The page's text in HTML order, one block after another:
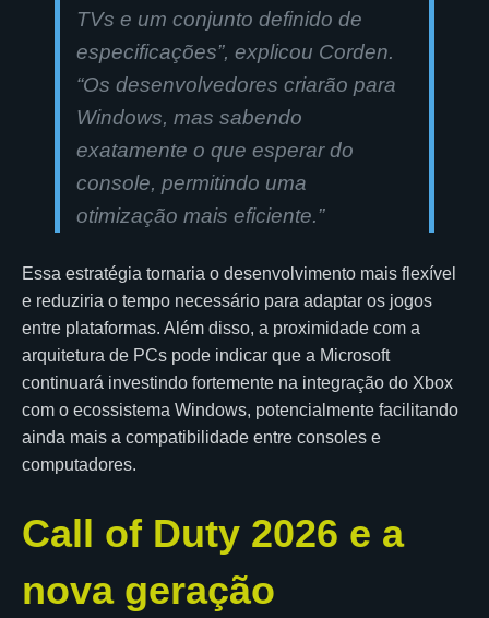
TVs e um conjunto definido de
especificações”, explicou Corden.
“Os desenvolvedores criarão para
Windows, mas sabendo
exatamente o que esperar do
console, permitindo uma
otimização mais eficiente.”
Essa estratégia tornaria o desenvolvimento mais flexível
e reduziria o tempo necessário para adaptar os jogos
entre plataformas. Além disso, a proximidade com a
arquitetura de PCs pode indicar que a Microsoft
continuará investindo fortemente na integração do Xbox
com o ecossistema Windows, potencialmente facilitando
ainda mais a compatibilidade entre consoles e
computadores.
Call of Duty 2026 e a
nova geração